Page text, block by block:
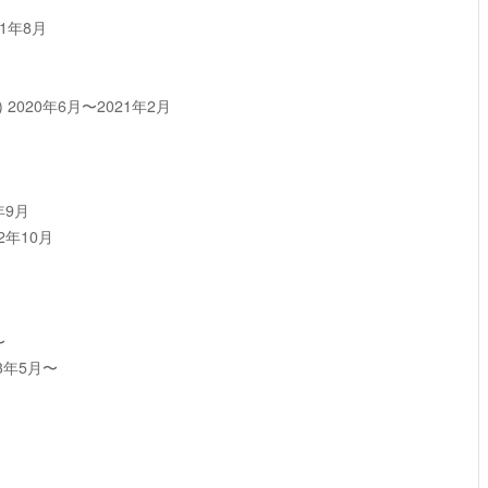
年8月
2020年6月〜2021年2月
月
10月
5月〜